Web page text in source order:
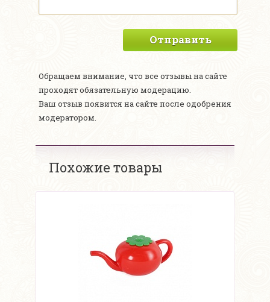
Отправить
Обращаем внимание, что все отзывы на сайте
проходят обязательную модерацию.
Ваш отзыв появится на сайте после одобрения
модератором.
Похожие товары